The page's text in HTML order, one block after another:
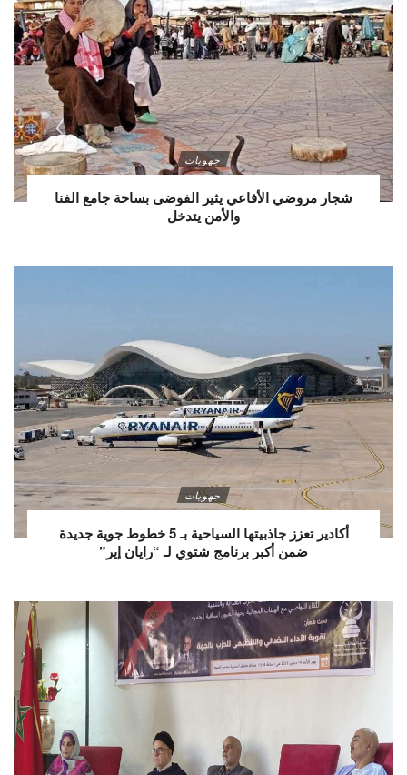
جهويات
شجار مروضي الأفاعي يثير الفوضى بساحة جامع الفنا
والأمن يتدخل
جهويات
أكادير تعزز جاذبيتها السياحية بـ 5 خطوط جوية جديدة
ضمن أكبر برنامج شتوي لـ “رايان إير”